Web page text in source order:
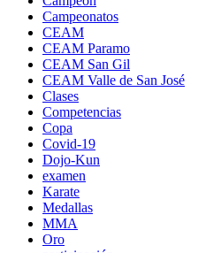
Campeonatos
CEAM
CEAM Paramo
CEAM San Gil
CEAM Valle de San José
Clases
Competencias
Copa
Covid-19
Dojo-Kun
examen
Karate
Medallas
MMA
Oro